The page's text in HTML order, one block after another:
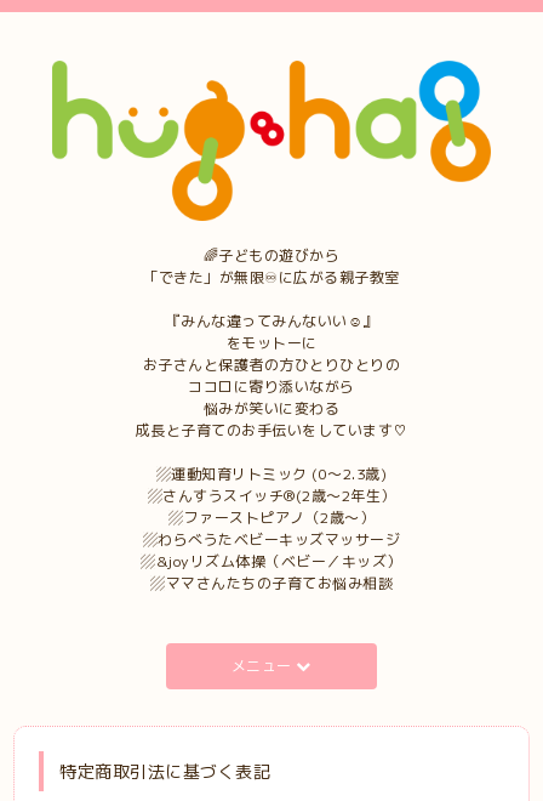
🌈子どもの遊びから
「できた」が無限♾に広がる親子教室
『みんな違ってみんないい☺︎』
をモットーに
お子さんと保護者の方ひとりひとりの
ココロに寄り添いながら
悩みが笑いに変わる
成長と子育てのお手伝いをしています♡
▨運動知育リトミック (0〜2.3歳)
▨さんすうスイッチ®︎(2歳〜2年生）
▨ファーストピアノ（2歳〜）
▨わらべうたベビーキッズマッサージ
▨&joyリズム体操（ベビー／キッズ）
▨ママさんたちの子育てお悩み相談
メニュー
特定商取引法に基づく表記